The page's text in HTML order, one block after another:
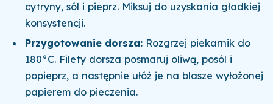
cytryny, sól i pieprz. Miksuj do uzyskania gładkiej
konsystencji.
Przygotowanie dorsza: Rozgrzej piekarnik do
180°C. Filety dorsza posmaruj oliwą, posól i
popieprz, a następnie ułóż je na blasze wyłożonej
papierem do pieczenia.